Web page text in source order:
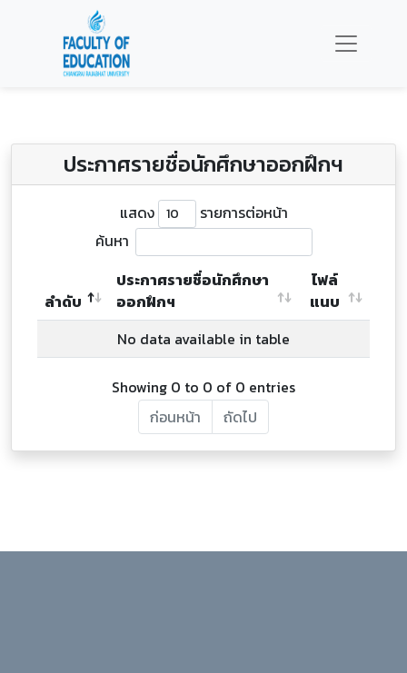
ประกาศรายชื่อนักศึกษาออกฝึกฯ
แสดง
รายการต่อหน้า
ค้นหา
ลำดับ
ประกาศรายชื่อนักศึกษา
ออกฝึกฯ
ไฟล์
แนบ
No data available in table
Showing 0 to 0 of 0 entries
ก่อนหน้า
ถัดไป